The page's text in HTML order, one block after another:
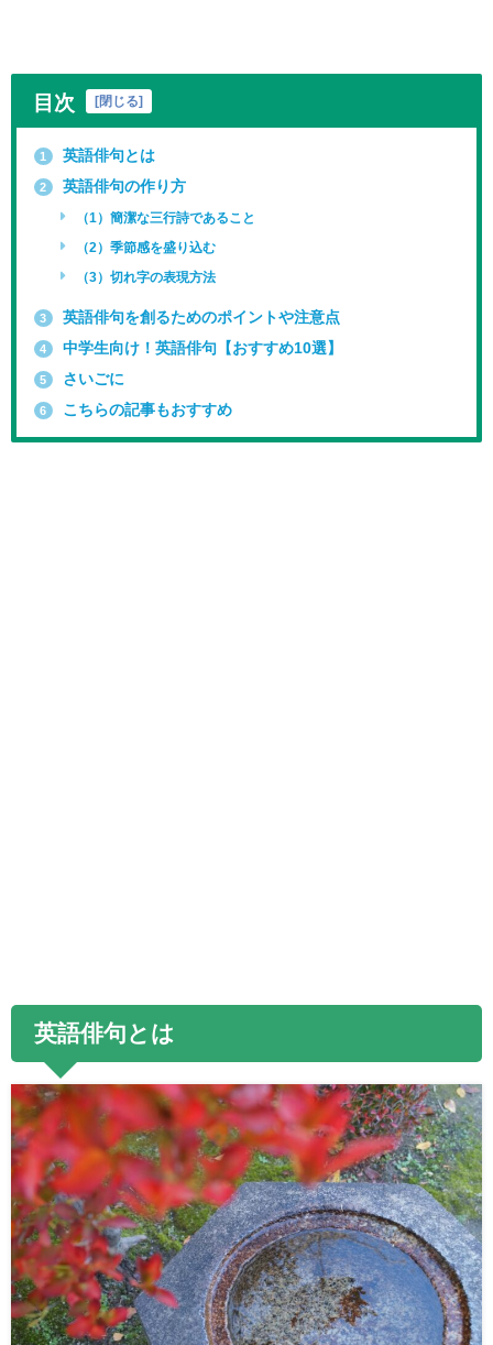
目次 [閉じる]
1 英語俳句とは
2 英語俳句の作り方
（1）簡潔な三行詩であること
（2）季節感を盛り込む
（3）切れ字の表現方法
3 英語俳句を創るためのポイントや注意点
4 中学生向け！英語俳句【おすすめ10選】
5 さいごに
6 こちらの記事もおすすめ
英語俳句とは